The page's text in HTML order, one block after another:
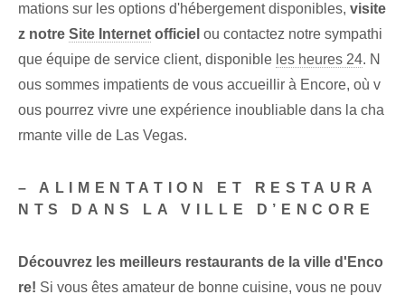
mations sur les options d'hébergement disponibles, visite
z notre Site Internet officiel ou contactez notre sympathi
que équipe de service client, disponible les heures 24. N
ous sommes impatients de vous accueillir à Encore, où v
ous pourrez vivre une expérience inoubliable dans la cha
rmante ville de Las Vegas.
– ALIMENTATION ET RESTAURA
NTS DANS LA VILLE D’ENCORE
Découvrez les meilleurs restaurants de la ville d'Enco
re! Si vous êtes amateur de bonne cuisine, vous ne pouv